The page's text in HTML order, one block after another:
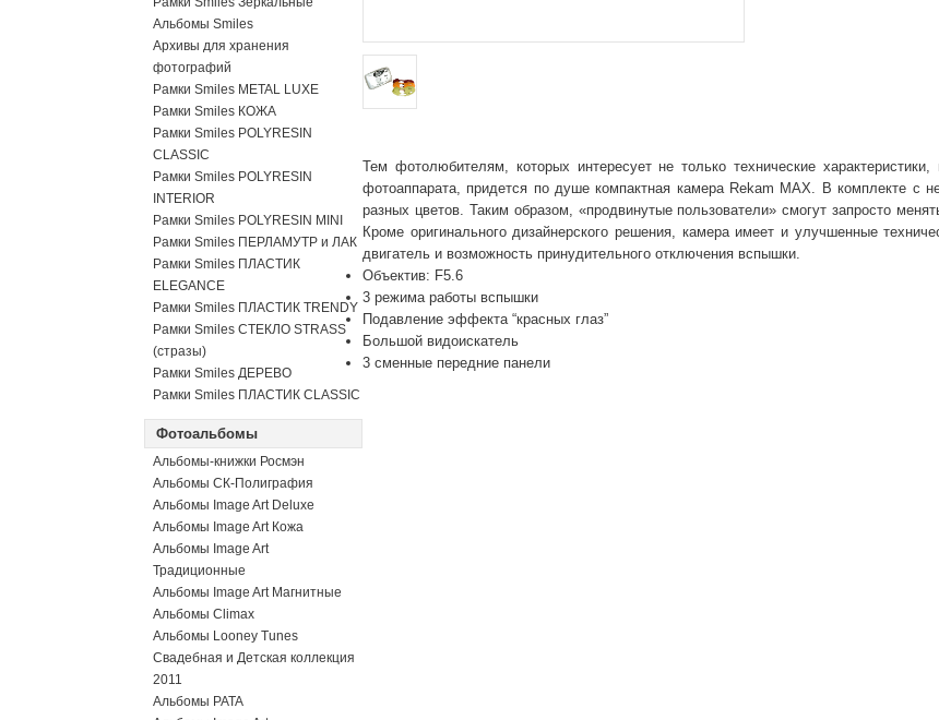
Альбомы Smiles
Архивы для хранения
фотографий
Рамки Smiles METAL LUXE
Рамки Smiles КОЖА
Рамки Smiles POLYRESIN
CLASSIC
Рамки Smiles POLYRESIN
INTERIOR
Рамки Smiles POLYRESIN MINI
Рамки Smiles ПЕРЛАМУТР и ЛАК
Рамки Smiles ПЛАСТИК
ELEGANCE
Рамки Smiles ПЛАСТИК TRENDY
Рамки Smiles СТЕКЛО STRASS
(стразы)
Рамки Smiles ДЕРЕВО
Рамки Smiles ПЛАСТИК CLASSIC
Фотоальбомы
Альбомы-книжки Росмэн
Альбомы СК-Полиграфия
Альбомы Image Art Deluxe
Альбомы Image Art Кожа
Альбомы Image Art
Традиционные
Альбомы Image Art Магнитные
Альбомы Climax
Альбомы Looney Tunes
Свадебная и Детская коллекция
2011
Альбомы PATA
Тем фотолюбителям, которых интересует не только технические
фотоаппарата, придется по душе компактная камера Rekam MAX. В комплекте с
разных цветов. Таким образом, «продвинутые пользователи» смогут запросто
Кроме оригинального дизайнерского решения, камера имеет и улучшенные
двигатель и возможность принудительного отключения вспышки.
Объектив: F5.6
3 режима работы вспышки
Подавление эффекта “красных глаз”
Большой видоискатель
3 сменные передние панели